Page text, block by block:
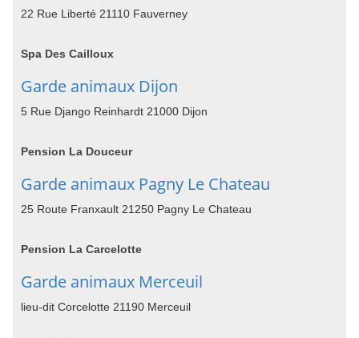
22 Rue Liberté 21110 Fauverney
Spa Des Cailloux
Garde animaux Dijon
5 Rue Django Reinhardt 21000 Dijon
Pension La Douceur
Garde animaux Pagny Le Chateau
25 Route Franxault 21250 Pagny Le Chateau
Pension La Carcelotte
Garde animaux Merceuil
lieu-dit Corcelotte 21190 Merceuil